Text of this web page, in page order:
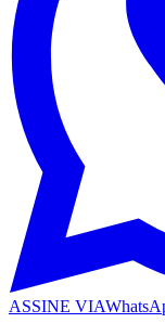
ASSINE VIA